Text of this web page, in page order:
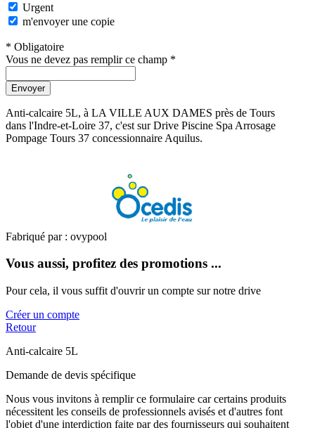
Urgent
m'envoyer une copie
* Obligatoire
Vous ne devez pas remplir ce champ *
Envoyer
Anti-calcaire 5L, à LA VILLE AUX DAMES près de Tours
dans l'Indre-et-Loire 37, c'est sur Drive Piscine Spa Arrosage
Pompage Tours 37 concessionnaire Aquilus.
Fabriqué par : ovypool
Vous aussi, profitez des promotions ...
Pour cela, il vous suffit d'ouvrir un compte sur notre drive
Créer un compte
Retour
Anti-calcaire 5L
Demande de devis spécifique
Nous vous invitons à remplir ce formulaire car certains produits
nécessitent les conseils de professionnels avisés et d'autres font
l'objet d'une interdiction faite par des fournisseurs qui souhaitent